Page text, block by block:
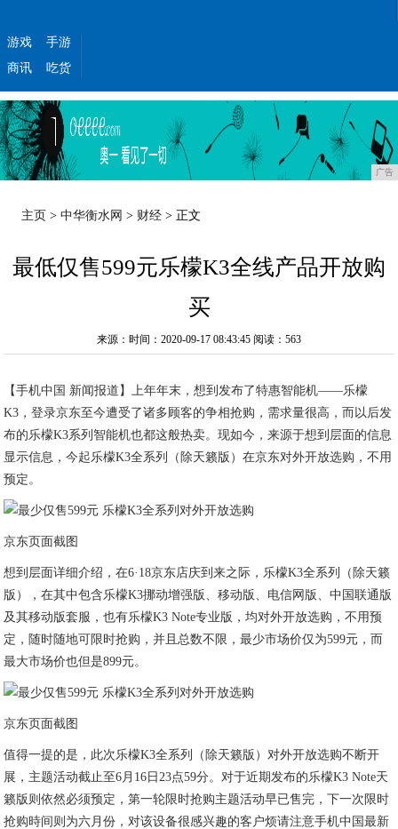
游戏
手游
商讯
吃货
广告
主页 >中华衡水网 > 财经 > 正文
最低仅售599元乐檬K3全线产品开放购
买
来源：时间：2020-09-17 08:43:45 阅读：563
【手机中国 新闻报道】上年年末，想到发布了特惠智能机——乐檬
K3，登录京东至今遭受了诸多顾客的争相抢购，需求量很高，而以后发
布的乐檬K3系列智能机也都这般热卖。现如今，来源于想到层面的信息
显示信息，今起乐檬K3全系列（除天籁版）在京东对外开放选购，不用
预定。
京东页面截图
想到层面详细介绍，在6·18京东店庆到来之际，乐檬K3全系列（除天籁
版），在其中包含乐檬K3挪动增强版、移动版、电信网版、中国联通版
及其移动版套服，也有乐檬K3 Note专业版，均对外开放选购，不用预
定，随时随地可限时抢购，并且总数不限，最少市场价仅为599元，而
最大市场价也但是899元。
京东页面截图
值得一提的是，此次乐檬K3全系列（除天籁版）对外开放选购不断开
展，主题活动截止至6月16日23点59分。对于近期发布的乐檬K3 Note天
籁版则依然必须预定，第一轮限时抢购主题活动早已售完，下一次限时
抢购時间则为六月份，对该设备很感兴趣的客户烦请注意手机中国最新